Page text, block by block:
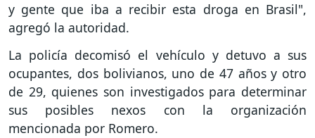
y gente que iba a recibir esta droga en Brasil",
agregó la autoridad.
La policía decomisó el vehículo y detuvo a sus
ocupantes, dos bolivianos, uno de 47 años y otro
de 29, quienes son investigados para determinar
sus posibles nexos con la organización
mencionada por Romero.